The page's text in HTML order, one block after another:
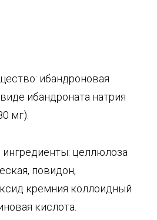
ибандроновая
ибандроната натрия
мг).
целлюлоза
повидон,
кремния коллоидный
кислота.